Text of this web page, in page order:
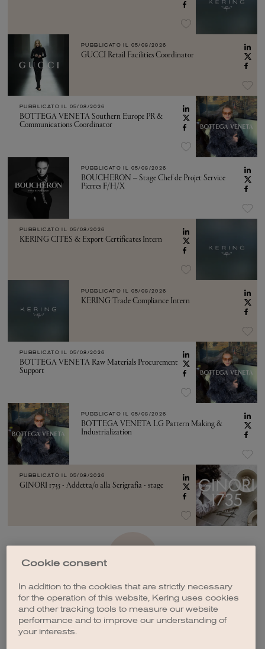
PUBBLICATO IL 05/08/2026
GUCCI Retail Facilities Coordinator
PUBBLICATO IL 05/08/2026
BOTTEGA VENETA Southern Europe PR &
Communications Coordinator
PUBBLICATO IL 05/08/2026
BOUCHERON – Stage Chef de Projet Service
Pierres F/H/X
PUBBLICATO IL 05/08/2026
KERING CITES & Export Certificates Intern
PUBBLICATO IL 05/08/2026
KERING Trade Compliance Intern
PUBBLICATO IL 05/08/2026
BOTTEGA VENETA Raw Materials Procurement
Support
PUBBLICATO IL 05/08/2026
BOTTEGA VENETA LG Pattern Making &
Industrialization
PUBBLICATO IL 05/08/2026
GINORI 1735 - Addetta/o alla Serigrafia - stage
Cookie consent
In addition to the cookies that are strictly necessary
for the operation of this website, Kering uses cookies
and other tracking tools to measure our website
performance and to improve our understanding of
your interests.